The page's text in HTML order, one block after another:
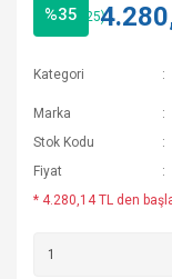
%35
Kategori
Marka
Stok Kodu
Fiyat
* 4.280,14 TL den